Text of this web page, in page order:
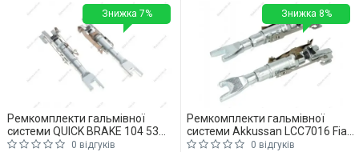
Ремкомплекти гальмівної
системи QUICK BRAKE 104 53
004 Fiat Linea0 відгуків
Знижка 7%
Ремкомплекти гальмівної
системи Akkussan LCC7016 Fiat
Linea
0 відгуків
Знижка 8%